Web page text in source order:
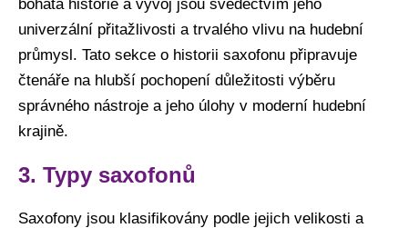
bohatá historie a vývoj jsou svědectvím jeho
univerzální přitažlivosti a trvalého vlivu na hudební
průmysl. Tato sekce o historii saxofonu připravuje
čtenáře na hlubší pochopení důležitosti výběru
správného nástroje a jeho úlohy v moderní hudební
krajině.
3. Typy saxofonů
Saxofony jsou klasifikovány podle jejich velikosti a